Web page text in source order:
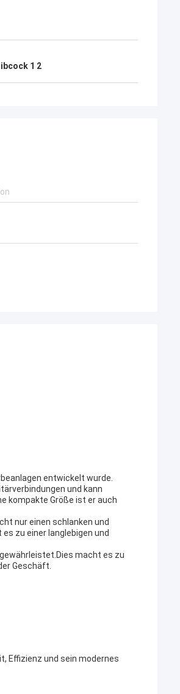
1 2
entwickelt wurde.
und kann
kompakte Größe ist er auch
nur einen schlanken und
zu einer langlebigen und
macht es zu
Geschäft.
Effizienz und sein modernes